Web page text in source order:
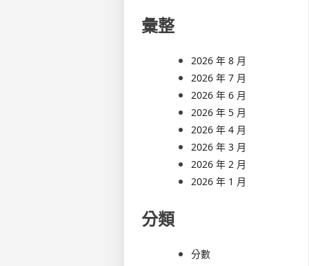
彙整
2026 年 8 月
2026 年 7 月
2026 年 6 月
2026 年 5 月
2026 年 4 月
2026 年 3 月
2026 年 2 月
2026 年 1 月
分類
分數